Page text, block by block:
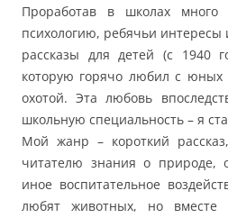
Проработав в школах
психологию, ребячьи интересы
рассказы для детей (с 1940
которую горячо любил с юных
охотой. Эта любовь
школьную специальность – я
Мой жанр – короткий
читателю знания о природе,
иное воспитательное
любят животных, но